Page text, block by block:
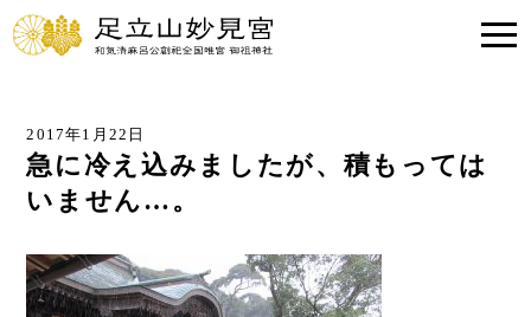
2017年1月22日
急に冷え込みましたが、積もっては
いません…。